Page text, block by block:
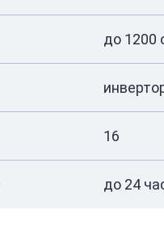
до 1200
16
до 24